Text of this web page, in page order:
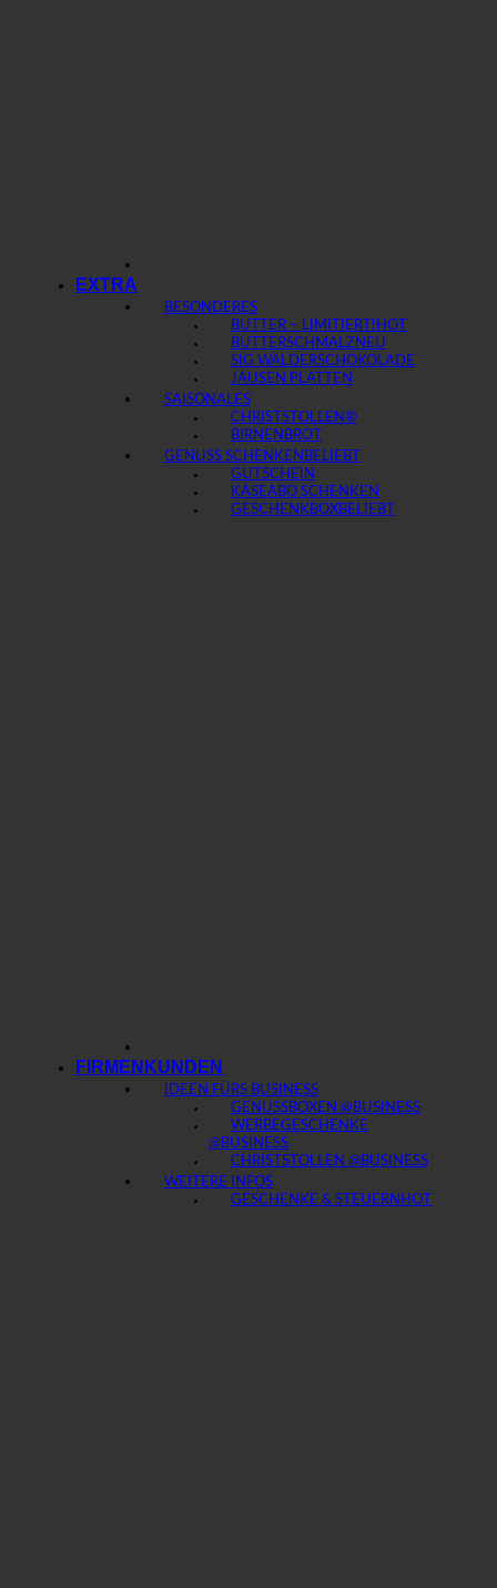
EXTRA
BESONDERES
BUTTER – LIMITIERT!
BUTTERSCHMALZ
SIG WÄLDERSCHOKOLADE
JAUSEN PLATTEN
SAISONALES
CHRISTSTOLLEN®
BIRNENBROT
GENUSS SCHENKEN
GUTSCHEIN
KÄSEABO SCHENKEN
GESCHENKBOX
FIRMENKUNDEN
IDEEN FÜRS BUSINESS
GENUSSBOXEN @BUSINESS
WERBEGESCHENKE
@BUSINESS
CHRISTSTOLLEN @BUSINESS
WEITERE INFOS
GESCHENKE & STEUERN